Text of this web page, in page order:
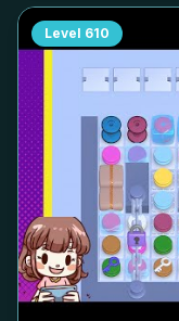
Level 610